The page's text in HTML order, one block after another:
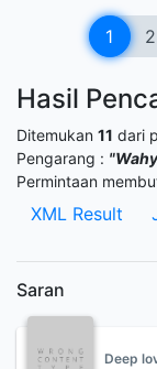
1 2
Hasil
Ditemukan 11 dari
Pengarang :
Permintaan
XML Result
Saran
Deep